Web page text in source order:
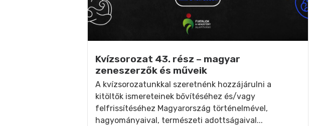
Kvízsorozat 43. rész – magyar
zeneszerzők és műveik
A kvízsorozatunkkal szeretnénk hozzájárulni a
kitöltők ismereteinek bővítéséhez és/vagy
felfrissítéséhez Magyarország történelmével,
hagyományaival, természeti adottságaival...